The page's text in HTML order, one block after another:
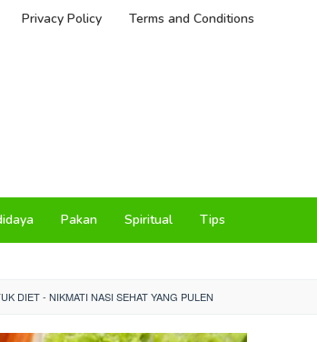
Privacy Policy Terms and Conditions
Pakan Spiritual Tips
DIET - NIKMATI NASI SEHAT YANG PULEN